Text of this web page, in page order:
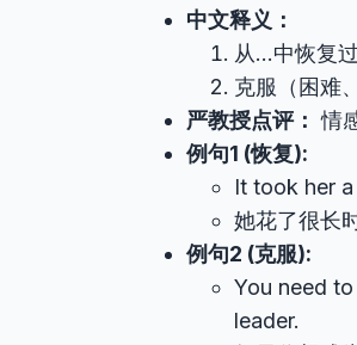
中文释义：
从…中恢复
克服（困难
严教授点评： 情
例句1 (恢复):
It took her
她花了很长
例句2 (克服):
You need
leader.